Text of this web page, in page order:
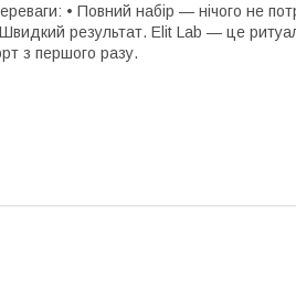
• Повний набір — нічого не
результат. Elit Lab — це
з першого разу.